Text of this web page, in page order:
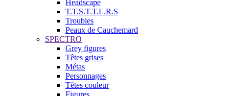
Headscape
T.T.S.T.T.L.R.S
Troubles
Peaux de Cauchemard
SPECTRO
Grey figures
Têtes grises
Métas
Personnages
Têtes couleur
Figures